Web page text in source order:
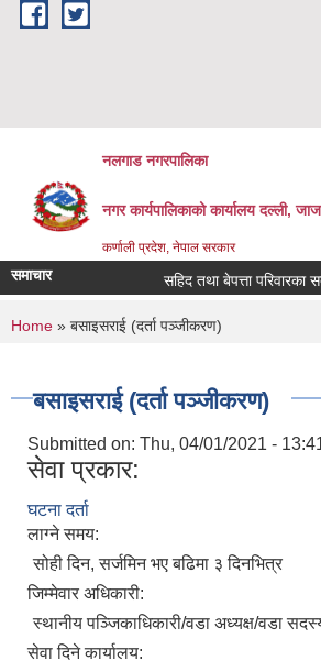
Skip to main content
नलगाड नगरपालिका
नगर कार्यपालिकाको कार्यालय दल्ली,
कर्णाली प्रदेश, नेपाल सरकार
समाचार सहिद तथा बेपत्ता परिवारका
You are here
Home » बसाइसराई (दर्ता पञ्जीकरण)
बसाइसराई (दर्ता पञ्जीकरण)
Submitted on: Thu, 04/01/2021 -
सेवा प्रकार:
घटना दर्ता
लाग्ने समय:
सोही दिन, सर्जमिन भए बढिमा ३ दिनभित्र
जिम्मेवार अधिकारी:
स्थानीय पञ्जिकाधिकारी/वडा अध्यक्ष/वडा
सेवा दिने कार्यालय: